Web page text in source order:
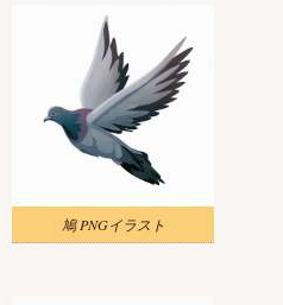
鳩 PNGイラスト